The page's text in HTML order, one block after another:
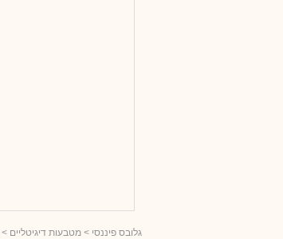
גלובס פיננסי > מטבעות דיגיטליים >